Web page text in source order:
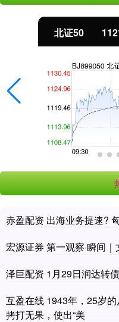
北证50
赤盈配资 出海业务提速?
宏源证券 第一观察·瞬间｜
泽巨配资 1月29日润达转
互盈在线 1943年，25岁
拷打无果，使出“美